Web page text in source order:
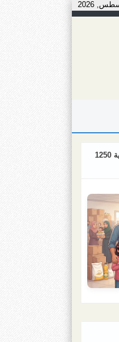
نموذج طلب الاستفادة من المساعدة المالية 1250